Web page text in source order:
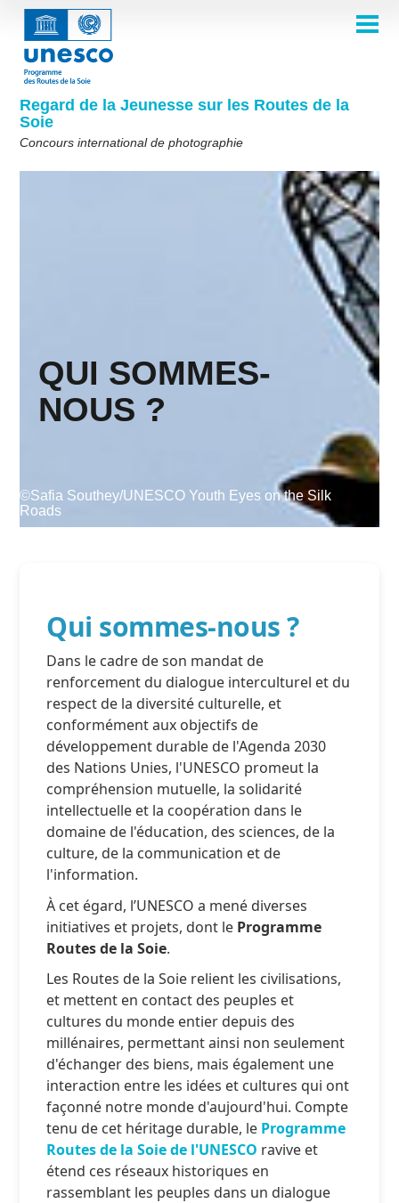
Aller
contenu
principal
Regard de la Jeunesse sur les Routes de la
Soie
Concours international de photographie
Main
navigation Concours 2026
Les Routes de la Soie en un coup d'œil
Éditions précédentes du concours
COMITÉ DE SÉLECTION
THÈMES
Thèmes 1ère édition
Lauréats 2019-2020
Lauréats 2018
Korean
account
menu
QUI SOMMES-
NOUS ?
©Safia Southey/UNESCO Youth Eyes on the Silk
Roads
Qui sommes-nous ?
Dans le cadre de son mandat de
renforcement du dialogue interculturel et du
respect de la diversité culturelle, et
conformément aux objectifs de
développement durable de l'Agenda 2030
des Nations Unies, l'UNESCO promeut la
compréhension mutuelle, la solidarité
intellectuelle et la coopération dans le
domaine de l'éducation, des sciences, de la
culture, de la communication et de
l'information.
À cet égard, l’UNESCO a mené diverses
initiatives et projets, dont le Programme
Routes de la Soie.
Les Routes de la Soie relient les civilisations,
et mettent en contact des peuples et
cultures du monde entier depuis des
millénaires, permettant ainsi non seulement
d'échanger des biens, mais également une
interaction entre les idées et cultures qui ont
façonné notre monde d'aujourd'hui. Compte
tenu de cet héritage durable, le Programme
Routes de la Soie de l'UNESCO ravive et
étend ces réseaux historiques en
rassemblant les peuples dans un dialogue